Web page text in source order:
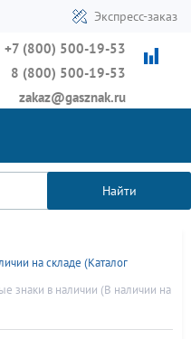
Экспресс-заказ
+7 (800) 500-19-53
8 (800) 500-19-53
zakaz@gasznak.ru
Найти
на складе (Каталог
знаки в наличии (В наличии на